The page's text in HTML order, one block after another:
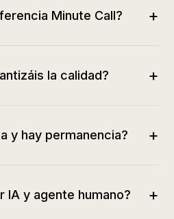
Minute Call? +
la calidad? +
y hay permanencia? +
IA y agente humano? +